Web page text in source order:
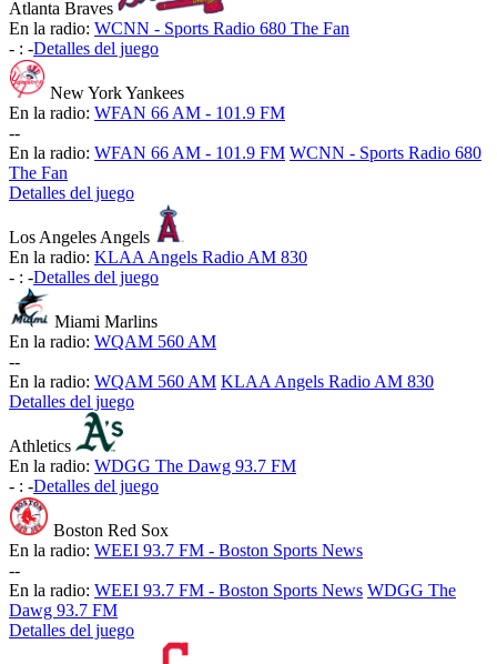
Atlanta Braves
En la radio: WCNN - Sports Radio 680 The Fan
- : -Detalles del juego
New York Yankees
En la radio: WFAN 66 AM - 101.9 FM
--
En la radio: WFAN 66 AM - 101.9 FM WCNN - Sports Radio 680
The Fan
Detalles del juego
Los Angeles Angels
En la radio: KLAA Angels Radio AM 830
- : -Detalles del juego
Miami Marlins
En la radio: WQAM 560 AM
--
En la radio: WQAM 560 AM KLAA Angels Radio AM 830
Detalles del juego
Athletics
En la radio: WDGG The Dawg 93.7 FM
- : -Detalles del juego
Boston Red Sox
En la radio: WEEI 93.7 FM - Boston Sports News
--
En la radio: WEEI 93.7 FM - Boston Sports News WDGG The
Dawg 93.7 FM
Detalles del juego